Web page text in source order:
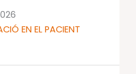
EN EL PACIENT